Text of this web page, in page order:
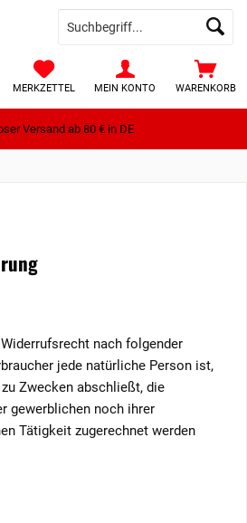
Versand ab 80 € in DE
WARENKORB
MERKZETTEL MEIN KONTO
nach folgender
jede natürliche Person ist,
Zwecken abschließt, die
gewerblichen noch ihrer
Tätigkeit zugerechnet werden